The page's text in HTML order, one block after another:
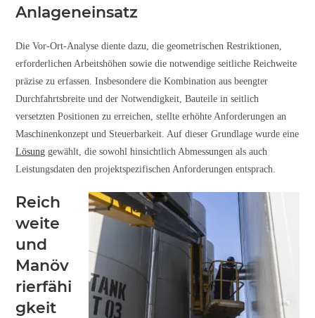
Anlageneinsatz
Die Vor-Ort-Analyse diente dazu, die geometrischen Restriktionen,
erforderlichen Arbeitshöhen sowie die notwendige seitliche Reichweite
präzise zu erfassen. Insbesondere die Kombination aus beengter
Durchfahrtsbreite und der Notwendigkeit, Bauteile in seitlich
versetzten Positionen zu erreichen, stellte erhöhte Anforderungen an
Maschinenkonzept und Steuerbarkeit. Auf dieser Grundlage wurde eine
Lösung gewählt, die sowohl hinsichtlich Abmessungen als auch
Leistungsdaten den projektspezifischen Anforderungen entsprach.
Reich
weite
und
Manöv
rierfähi
gkeit